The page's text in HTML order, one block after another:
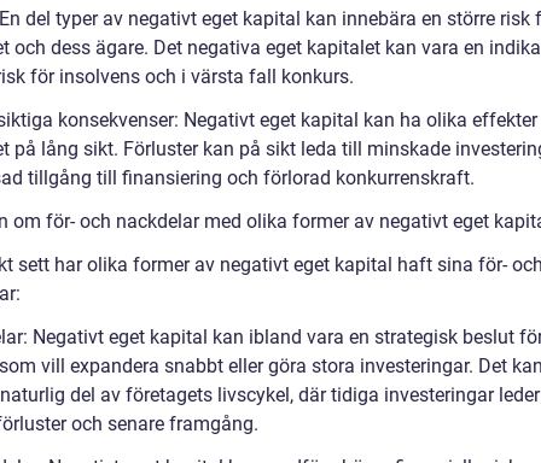
del typer av negativt eget kapital kan innebära en större risk
och dess ägare. Det negativa eget kapitalet kan vara en
för insolvens och i värsta fall konkurs.
konsekvenser: Negativt eget kapital kan ha olika
på lång sikt. Förluster kan på sikt leda till minskade
tillgång till finansiering och förlorad konkurrenskraft.
om för- och nackdelar med olika former av negativt eget
sett har olika former av negativt eget kapital haft sina för-
Negativt eget kapital kan ibland vara en strategisk beslut
vill expandera snabbt eller göra stora investeringar. Det
del av företagets livscykel, där tidiga investeringar
och senare framgång.